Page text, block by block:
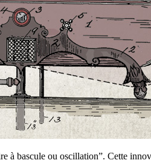
à bascule ou oscillation”. Cette